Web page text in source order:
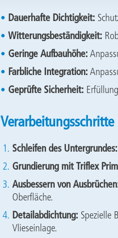
Dauerhafte Dichtigkeit:
Witterungsbeständigkeit:
Geringe Aufbauhöhe:
Farbliche Integration:
Geprüfte Sicherheit:
Schleifen des Untergrundes:
Grundierung mit Triflex
Ausbessern von
Oberfläche.
Detailabdichtung: Spezielle
Vlieseinlage.